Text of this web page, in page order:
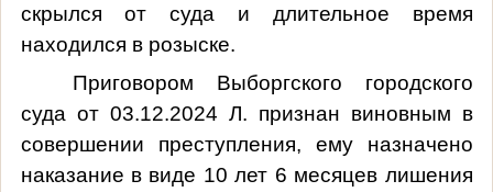
скрылся от суда и длительное время
находился в розыске.
Приговором Выборгского городского
суда от 03.12.2024 Л. признан виновным в
совершении преступления, ему назначено
наказание в виде 10 лет 6 месяцев лишения